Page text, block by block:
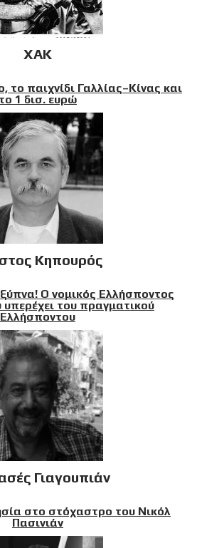
XAK
το παιχνίδι Γαλλίας–Κίνας και
το 1 δισ. ευρώ
Κηπουρός
Ο νομικός Ελλήσποντος
του πραγματικού
Ελλήσποντου
Γιαγουπιάν
στο στόχαστρο του Νικόλ
Πασινιάν